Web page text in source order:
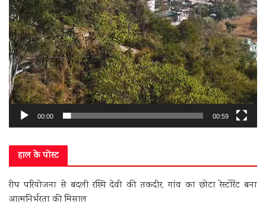
00:00 00:59
हाल के पोस्ट
रीप परियोजना से बदली रश्मि देवी की तकदीर, गांव का छोटा रेस्टोरेंट बना
आत्मनिर्भरता की मिसाल